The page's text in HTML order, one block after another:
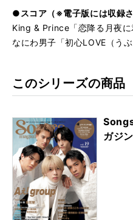
●スコア（※電子版には収録さ
King & Prince「恋降る月夜に
なにわ男子「初心LOVE（う
このシリーズの商品
ガジ